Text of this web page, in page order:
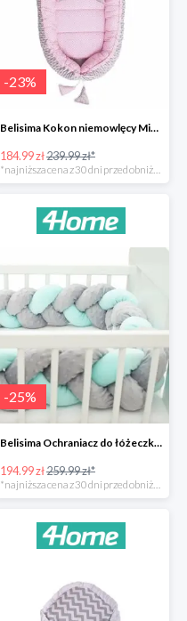
-23%
Belisima Kokon niemowlęcy Minky Sweet Baby -23%
184.99 zł239.99 zł*
-25%
Belisima Ochraniacz do łóżeczka Warkocz -25%
194.99 zł259.99 zł*
*najniższa cena z 30 dni przed obniżką